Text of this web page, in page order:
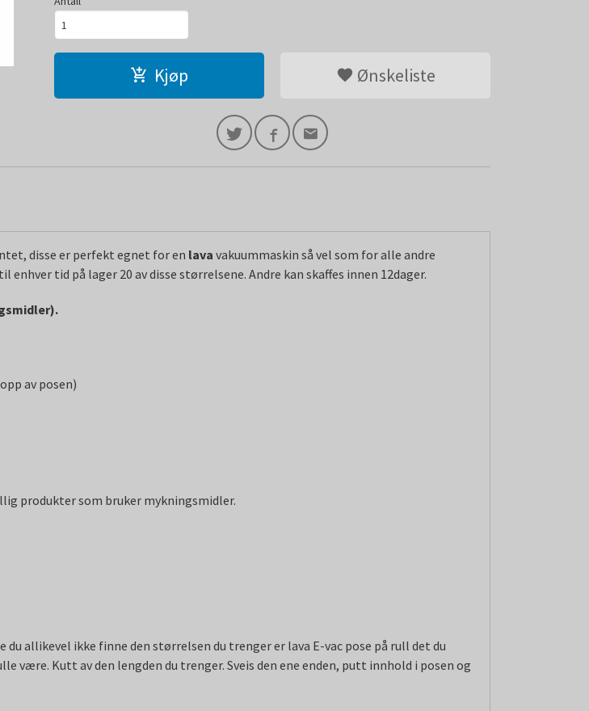
Kjøp Ønskeliste
disse er perfekt egnet for en lava vakuummaskin så vel som for alle andre
tid på lager 20 av disse størrelsene. Andre kan skaffes innen 12dager.
av posen)
produkter som bruker mykningsmidler.
allikevel ikke finne den størrelsen du trenger er lava E-vac pose på rull det du
være. Kutt av den lengden du trenger. Sveis den ene enden, putt innhold i posen og